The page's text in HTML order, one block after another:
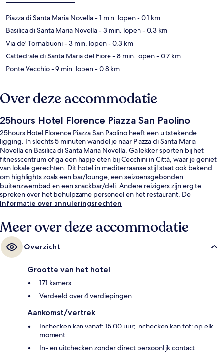
Piazza di Santa Maria Novella- 1 min. lopen- 0.1 km
Basilica di Santa Maria Novella- 3 min. lopen- 0.3 km
Via de' Tornabuoni- 3 min. lopen- 0.3 km
Cattedrale di Santa Maria del Fiore- 8 min. lopen- 0.7 km
Ponte Vecchio- 9 min. lopen- 0.8 km
Over deze accommodatie
25hours Hotel Florence Piazza San Paolino
25hours Hotel Florence Piazza San Paolino heeft een uitstekende
ligging. In slechts 5 minuten wandel je naar Piazza di Santa Maria
Novella en Basilica di Santa Maria Novella. Ga lekker sporten bij het
fitnesscentrum of ga een hapje eten bij Cecchini in Città, waar je geniet
van lokale gerechten. Dit hotel in mediterraanse stijl staat ook bekend
om highlights zoals een bar/lounge, een seizoensgebonden
buitenzwembad en een snackbar/deli. Andere reizigers zijn erg te
spreken over het behulpzame personeel en het restaurant. De
accommodatie ligt op korte loopafstand van het openbaar vervoer: het
Stazione Santa Maria Novella Tramhalte.
Informatie over annuleringsrechten
Meer over deze accommodatie
Overzicht
Grootte van het hotel
171 kamers
Verdeeld over 4 verdiepingen
Aankomst/vertrek
Inchecken kan vanaf: 15.00 uur; inchecken kan tot: op elk
moment
In- en uitchecken zonder direct persoonlijk contact